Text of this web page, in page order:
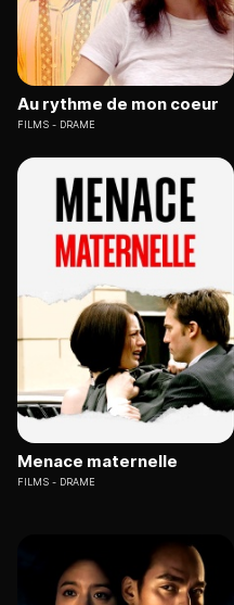
Au rythme de mon coeur
FILMS DRAME
Menace maternelle
FILMS DRAME